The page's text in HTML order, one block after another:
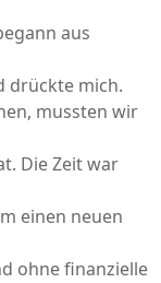
aus
drückte mich.
mussten wir
Die Zeit war
einen neuen
ohne finanzielle